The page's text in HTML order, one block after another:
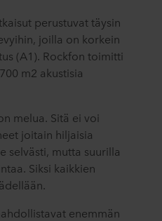
perustuvat täysin
joilla on korkein
(A1). Rockfon toimitti
m2 akustisia
melua. Sitä ei voi
joitain hiljaisia
selvästi, mutta suurilla
Siksi kaikkien
enemmän